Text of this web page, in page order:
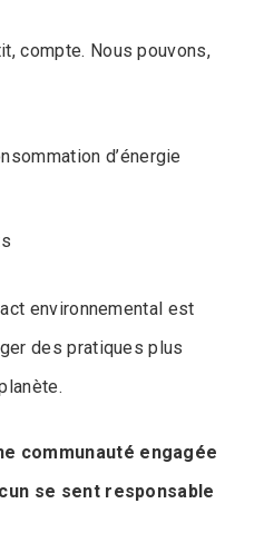
compte. Nous pouvons,
d’énergie
environnemental est
des pratiques plus
communauté engagée
se sent responsable